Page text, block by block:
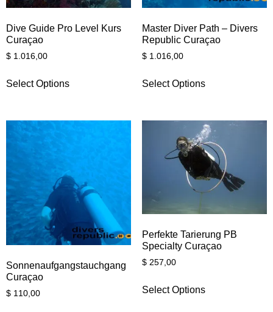
Dive Guide Pro Level Kurs
Curaçao
$ 1.016,00
Select Options
Master Diver Path – Divers
Republic Curaçao
$1.016,00
Select Options
Sonnenaufgangstauchgang
Curaçao
$ 110,00
Perfekte Tarierung PB
Specialty Curaçao
$257,00
Select Options